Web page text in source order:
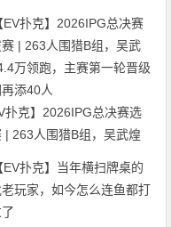
扑克】2026IPG总决赛选
| 263人围猎B组，吴武煌
领跑，主赛第一轮晋级版